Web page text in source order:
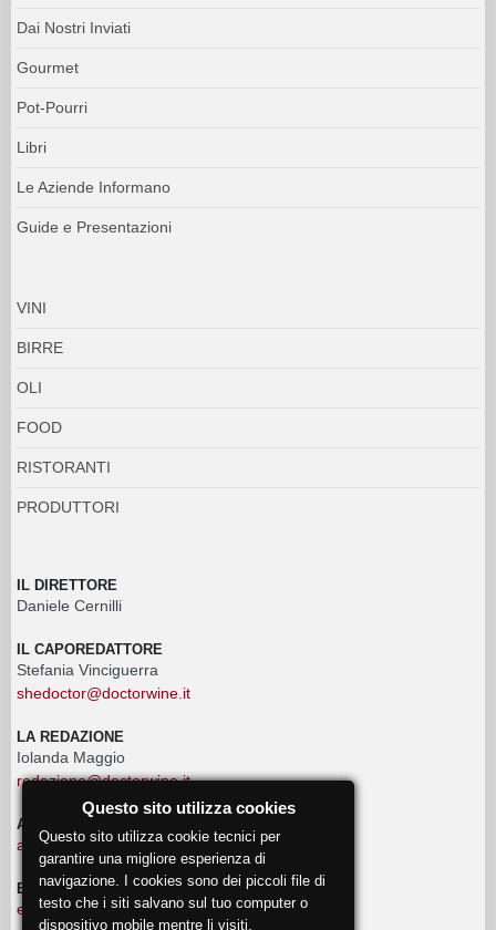
Dai Nostri Inviati
Gourmet
Pot-Pourri
Libri
Le Aziende Informano
Guide e Presentazioni
VINI
BIRRE
OLI
FOOD
RISTORANTI
PRODUTTORI
IL DIRETTORE
Daniele Cernilli
IL CAPOREDATTORE
Stefania Vinciguerra
shedoctor@doctorwine.it
LA REDAZIONE
Iolanda Maggio
redazione@doctorwine.it
ADVERTISING
advertising@doctorwine.it
EVENTI
eventi@doctorwine.it
Questo sito utilizza cookies
Questo sito utilizza cookie tecnici per
garantire una migliore esperienza di
navigazione. I cookies sono dei piccoli file di
testo che i siti salvano sul tuo computer o
dispositivo mobile mentre li visiti.